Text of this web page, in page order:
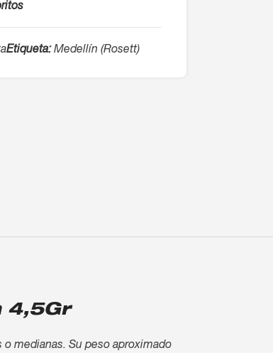
Etiqueta: Medellín (Rosett)
4,5Gr
medianas. Su peso aproximado